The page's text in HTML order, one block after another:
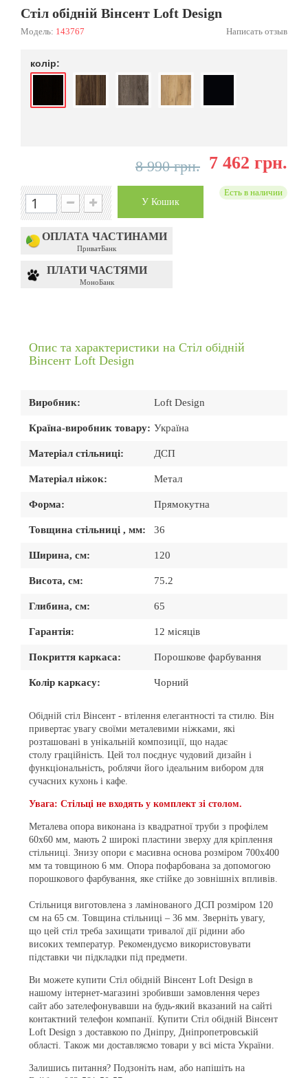
Стіл обідній Вінсент Loft Design
Модель: 143767 Написать отзыв
колір:
7 462 грн.
8 990 грн.
У Кошик
Есть в наличии
ОПЛАТА ЧАСТИНАМИ
ПриватБанк
ПЛАТИ ЧАСТЯМИ
МоноБанк
Опис та характеристики на Стіл обідній
Вінсент Loft Design
Виробник: Loft Design
Країна-виробник товару: Україна
Матеріал стільниці: ДСП
Матеріал ніжок: Метал
Форма: Прямокутна
Товщина стільниці , мм: 36
Ширина, см: 120
Висота, см: 75.2
Глибина, см: 65
Гарантія: 12 місяців
Покриття каркаса: Порошкове фарбування
Колір каркасу: Чорний
Обідній стіл Вінсент - втілення елегантності та стилю. Він
привертає увагу своїми металевими ніжками, які
розташовані в унікальній композиції, що надає
столу граційність . Цей тол поєднує чудовий дизайн і
функціональність, роблячи його ідеальним вибором для
сучасних кухонь і кафе.
Увага: Стільці не входять у комплект зі столом.
Металева опора виконана із квадратної труби з профілем
60х60 мм, мають 2 широкі пластини зверху для кріплення
стільниці. Знизу опори є масивна основа розміром 700х400
мм та товщиною 6 мм. Опора пофарбована за допомогою
порошкового фарбування, яке стійке до зовнішніх впливів.
Стільниця виготовлена з ламінованого ДСП розміром 120
см на 65 см. Товщина стільниці – 36 мм. Зверніть увагу,
що цей стіл треба захищати тривалої дії рідини або
високих температур. Рекомендуємо використовувати
підставки чи підкладки під предмети.
Ви можете купити Стіл обідній Вінсент Loft Design в
нашому інтернет-магазині зробивши замовлення через
сайт або зателефонувавши на будь-який вказаний на сайті
контактний телефон компанії. Купити Стіл обідній Вінсент
Loft Design з доставкою по Дніпру, Дніпропетровській
області. Також ми доставляємо товари у всі міста України.
Залишись питання? Подзоніть нам, або напішіть на